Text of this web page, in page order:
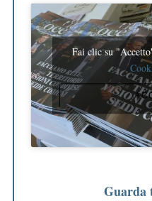
Fai clic su
Guarda